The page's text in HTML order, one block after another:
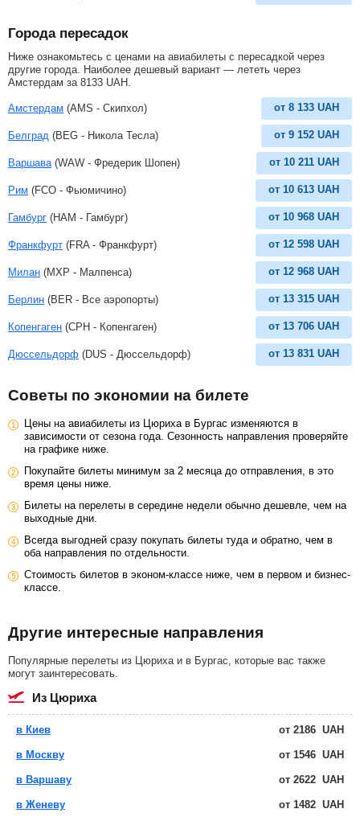
Города пересадок
Ниже ознакомьтесь с ценами на авиабилеты с пересадкой через
другие города. Наиболее дешевый вариант — лететь через
Амстердам за 8133 UAH
Амстердам (AMS - Скипхол) от 8 133 UAH
Белград (BEG - Никола Тесла) от 9 152 UAH
Варшава (WAW - Фредерик Шопен) от 10 211 UAH
Рим (FCO - Фьюмичино) от 10 613 UAH
Гамбург (HAM - Гамбург) от 10 968 UAH
Франкфурт (FRA - Франкфурт) от 12 598 UAH
Милан (MXP - Малпенса) от 12 968 UAH
Берлин (BER - Все аэропорты) от 13 315 UAH
Копенгаген (CPH - Копенгаген) от 13 706 UAH
Дюссельдорф (DUS - Дюссельдорф) от 13 831 UAH
Советы по экономии на билете
Цены на авиабилеты из Цюриха в Бургас изменяются в
зависимости от сезона года. Сезонность направления проверяйте
на графике ниже.
Покупайте билеты минимум за 2 месяца до отправления, в это
время цены ниже.
Билеты на перелеты в середине недели обычно дешевле, чем на
выходные дни.
Всегда выгодней сразу покупать билеты туда и обратно, чем в
оба направления по отдельности.
Стоимость билетов в эконом-классе ниже, чем в первом и бизнес-
классе.
Другие интересные направления
Популярные перелеты из Цюриха и в Бургас, которые вас также
могут заинтересовать.
из Цюриха
в Киев от 2186 UAH
в Москву от 1546 UAH
в Варшаву от 2622 UAH
в Женеву от 1482 UAH